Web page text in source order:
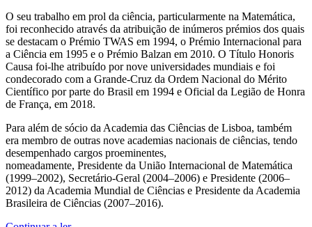
O seu trabalho em prol da ciência, particularmente na Matemática,
foi reconhecido através da atribuição de inúmeros prémios dos quais
se destacam o Prémio TWAS em 1994, o Prémio Internacional para
a Ciência em 1995 e o Prémio Balzan em 2010. O Título Honoris
Causa foi-lhe atribuído por nove universidades mundiais e foi
condecorado com a Grande-Cruz da Ordem Nacional do Mérito
Científico por parte do Brasil em 1994 e Oficial da Legião de Honra
de França, em 2018.
Para além de sócio da Academia das Ciências de Lisboa, também
era membro de outras nove academias nacionais de ciências, tendo
desempenhado cargos proeminentes,
nomeadamente, Presidente da União Internacional de Matemática
(1999–2002), Secretário-Geral (2004–2006) e Presidente (2006–
2012) da Academia Mundial de Ciências e Presidente da Academia
Brasileira de Ciências (2007–2016).